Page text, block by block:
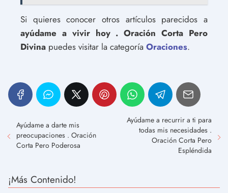
Si quieres conocer otros artículos parecidos a
ayúdame a vivir hoy . Oración Corta Pero
Divina puedes visitar la categoría Oraciones.
Ayúdame a darte mis
preocupaciones . Oración
Corta Pero Poderosa
Ayúdame a recurrir a ti para
todas mis necesidades .
Oración Corta Pero
Espléndida
¡Más Contenido!